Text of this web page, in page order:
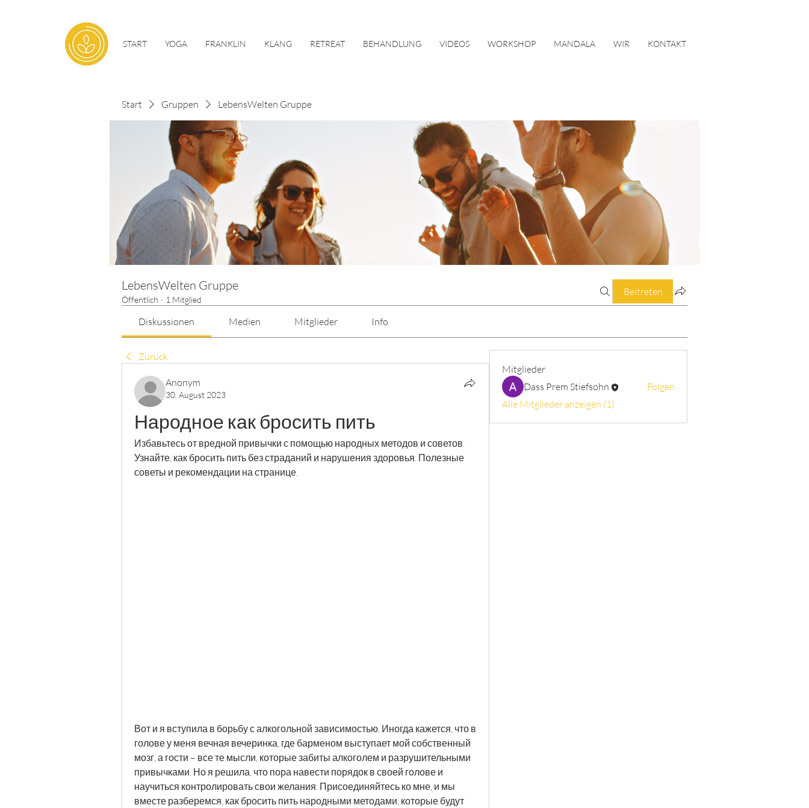
START YOGA FRANKLIN KLANG RETREAT BEHANDLUNG VIDEOS WORKSHOP MANDALA WIR KONTAKT
Start Gruppen LebensWelten Gruppe
LebensWelten Gruppe
Öffentlich · 1 Mitglied
Beitreten
Diskussionen Medien Mitglieder Info
Zurück
Anonym
30. August 2023
Народное как бросить пить
Избавьтесь от вредной привычки с помощью народных методов и советов.
Узнайте, как бросить пить без страданий и нарушения здоровья. Полезные
советы и рекомендации на странице.
Вот и я вступила в борьбу с алкогольной зависимостью. Иногда кажется, что в
голове у меня вечная вечеринка, где барменом выступает мой собственный
мозг, а гости – все те мысли, которые забиты алкоголем и разрушительными
привычками. Но я решила, что пора навести порядок в своей голове и
научиться контролировать свои желания. Присоединяйтесь ко мне, и мы
вместе разберемся, как бросить пить народными методами, которые будут
Mitglieder
Dass Prem Stiefsohn
Folgen
Alle Mitglieder anzeigen (1)